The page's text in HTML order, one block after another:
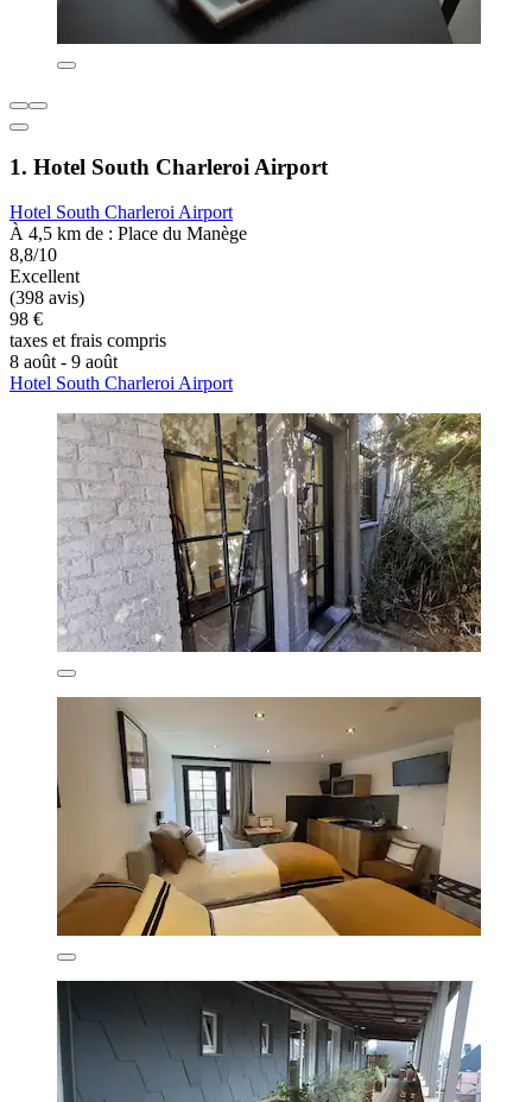
1. Hotel South Charleroi Airport
Hotel South Charleroi Airport
À 4,5 km de : Place du Manège
8,8/10
Excellent
(398 avis)
98 €
taxes et frais compris
8 août - 9 août
Hotel South Charleroi Airport